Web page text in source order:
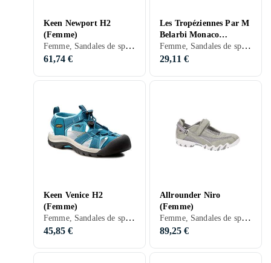
Keen Newport H2
(Femme)
Femme, Sandales de sport, Sandales de randonnée, 36, 37, 38, 39, 40, 41, 42, 43, 45, 46, 36,5, 38,5, 40,5, 43,5, 47, 47,5, 33, 35, 34, 35,5, 41,5, 39,5, 37,5, Noir, Blanc, Argent, Gris, Turkos, Marron, Bleu, Rouge, Jaune, Orange, Vert, Beige, Rose, Violet, Brons, Maille, Synthétique, Toiles, Tissu/Textile
61,74 €
Les Tropéziennes Par M
Belarbi Monaco
(Femme)
Femme, Sandales de sport, 36, 37, 38, 39, 40, 41, 42, 43, 44, 45, 36,5, 38,5, 32, 33, 35, 34, 35,5, 39,5, 34,5, Noir, Blanc, Argent, Gris, Marron, Bleu, Rouge, Jaune, Orange, Or, Vert, Beige, Rose, Violet, Kaki, Brons, Cuir, Suède, Toiles, Tissu/Textile
29,11 €
Keen Venice H2
(Femme)
Femme, Sandales de sport, Sandales de randonnée, 36, 37, 38, 39, 40, 41, 42, 43, 44, 45, 46, 38,5, 40,5, 42,5, 47, 32, 33, 35, 50, 34, 35,5, 39,5, 37,5, 34,5, Noir, Blanc, Gris, Turkos, Marron, Bleu, Rouge, Jaune, Orange, Vert, Beige, Rose, Violet, Maille, Synthétique
45,85 €
Allrounder Niro
(Femme)
Femme, Sandales de sport, 36, 37, 38, 39, 40, 41, 42, 43, 38,5, 40,5, 42,5, 35, 35,5, 37,5, Gris, Bleu, Beige
89,25 €